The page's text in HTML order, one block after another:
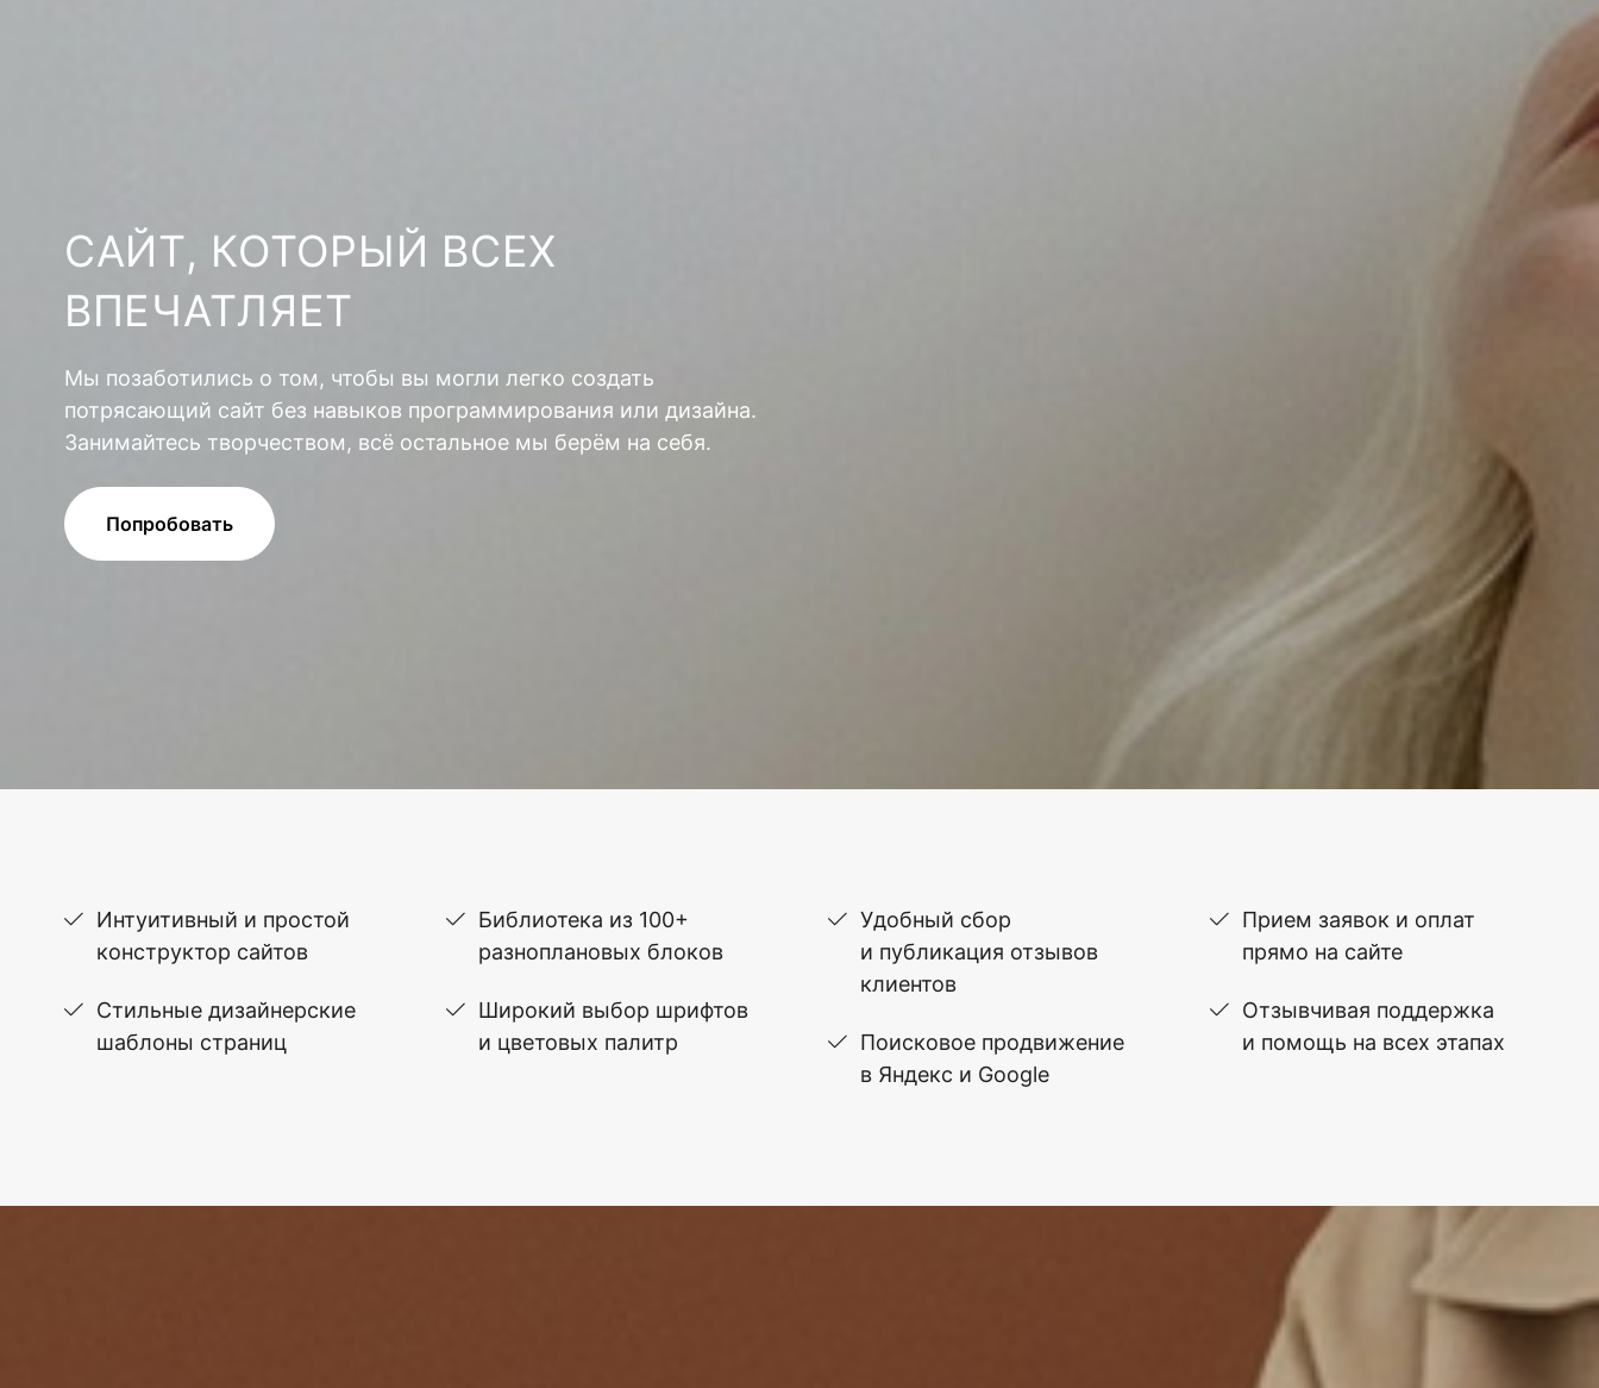
САЙТ, КОТОРЫЙ ВСЕХ
ВПЕЧАТЛЯЕТ
Мы позаботились о том, чтобы вы могли легко создать
потрясающий сайт без навыков программирования или дизайна.
Занимайтесь творчеством, всё остальное мы берём на себя.
Попробовать
Интуитивный и простой
конструктор сайтов
Стильные дизайнерские
шаблоны страниц
Библиотека из 100+
разноплановых блоков
Широкий выбор шрифтов
и цветовых палитр
Удобный сбор
и публикация отзывов
клиентов
Поисковое продвижение
в Яндекс и Google
Прием заявок и оплат
прямо на сайте
Отзывчивая поддержка
и помощь на всех этапах